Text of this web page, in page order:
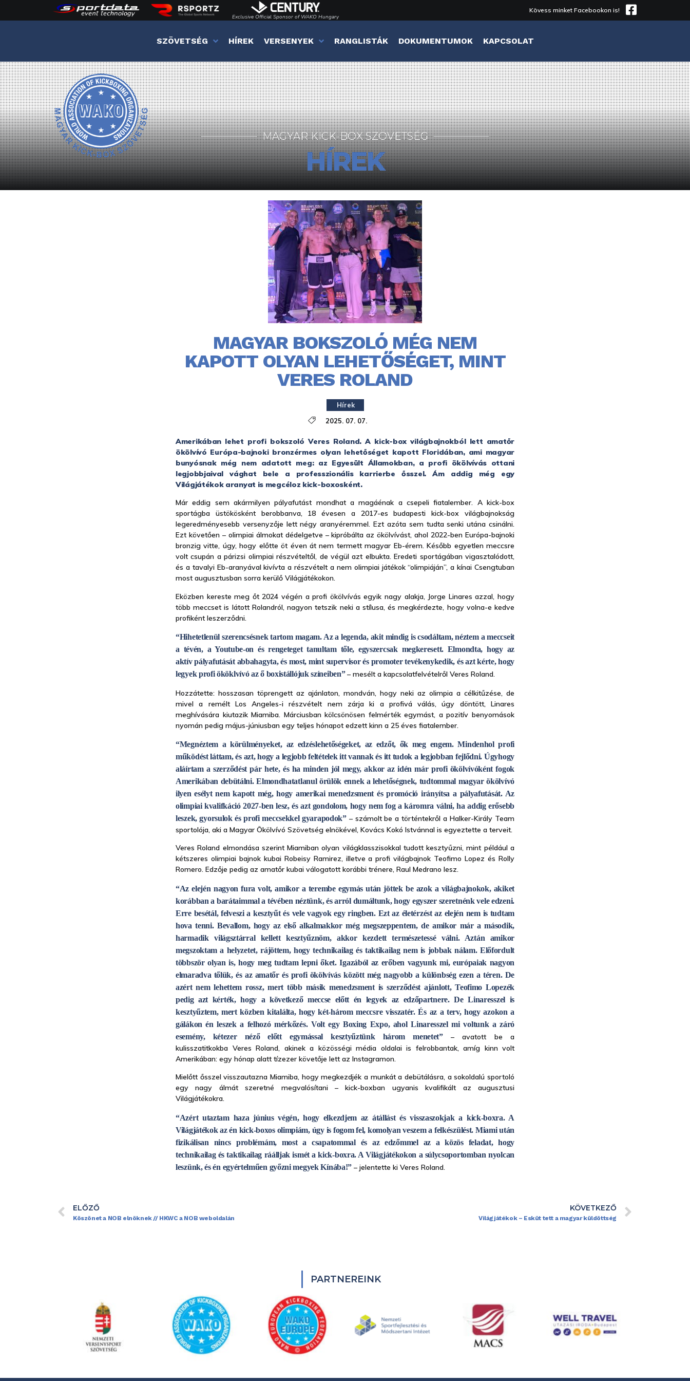
Exclusive Official Sponsor of WAKO Hungary
Kövess minket Facebookon is!
SZÖVETSÉG HÍREK VERSENYEK RANGLISTÁK DOKUMENTUMOK KAPCSOLAT
MAGYAR KICK-BOX SZÖVETSÉG
HÍREK
MAGYAR BOKSZOLÓ MÉG NEM
KAPOTT OLYAN LEHETŐSÉGET, MINT
VERES ROLAND
Hírek
2025. 07. 07.
Amerikában lehet profi bokszoló Veres Roland. A kick-box világbajnokból lett amatőr
ökölvívó Európa-bajnoki bronzérmes olyan lehetőséget kapott Floridában, ami magyar
bunyósnak még nem adatott meg: az Egyesült Államokban, a profi ökölvívás ottani
legjobbjaival vághat bele a professzionális karrierbe ősszel. Ám addig még egy
Világjátékok aranyat is megcéloz kick-boxosként.
Már eddig sem akármilyen pályafutást mondhat a magáénak a csepeli fiatalember. A kick-box
sportágba üstökösként berobbanva, 18 évesen a 2017-es budapesti kick-box világbajnokság
legeredményesebb versenyzője lett négy aranyéremmel. Ezt azóta sem tudta senki utána csinálni.
Ezt követően – olimpiai álmokat dédelgetve – kipróbálta az ökölvívást, ahol 2022-ben Európa-bajnoki
bronzig vitte, úgy, hogy előtte öt éven át nem termett magyar Eb-érem. Később egyetlen meccsre
volt csupán a párizsi olimpiai részvételtől, de végül azt elbukta. Eredeti sportágában vigasztalódott,
és a tavalyi Eb-aranyával kivívta a részvételt a nem olimpiai játékok “olimpiáján”, a kínai Csengtuban
most augusztusban sorra kerülő Világjátékokon.
Eközben kereste meg őt 2024 végén a profi ökölvívás egyik nagy alakja, Jorge Linares azzal, hogy
több meccset is látott Rolandról, nagyon tetszik neki a stílusa, és megkérdezte, hogy volna-e kedve
profiként leszerződni.
“Hihetetlenül szerencsésnek tartom magam. Az a legenda, akit mindig is csodáltam, néztem a meccseit
a tévén, a Youtube-on és rengeteget tanultam tőle, egyszercsak megkeresett. Elmondta, hogy az
aktív pályafutását abbahagyta, és most, mint supervisor és promoter tevékenykedik, és azt kérte, hogy
legyek profi ököklvívó az ő boxistállójuk színeiben”– mesélt a kapcsolatfelvételről Veres Roland.
Hozzátette: hosszasan töprengett az ajánlaton, mondván, hogy neki az olimpia a célkitűzése, de
mivel a remélt Los Angeles-i részvételt nem zárja ki a profivá válás, úgy döntött, Linares
meghívására kiutazik Miamiba. Márciusban kölcsönösen felmérték egymást, a pozitív benyomások
nyomán pedig május-júniusban egy teljes hónapot edzett kinn a 25 éves fiatalember.
“Megnéztem a körülményeket, az edzéslehetőségeket, az edzőt, ők meg engem. Mindenhol profi
működést láttam, és azt, hogy a legjobb feltételek itt vannak és itt tudok a legjobban fejlődni. Úgyhogy
aláírtam a szerződést pár hete, és ha minden jól megy, akkor az idén már profi ökölvívóként fogok
Amerikában debütálni. Elmondhatatlanul örülök ennek a lehetőségnek, tudtommal magyar ökölvívó
ilyen esélyt nem kapott még, hogy amerikai menedzsment és promóció irányítsa a pályafutását. Az
olimpiai kvalifkáció 2027-ben lesz, és azt gondolom, hogy nem fog a káromra válni, ha addig erősebb
leszek, gyorsulok és profi meccsekkel gyarapodok”– számolt be a történtekről a Halker-Király Team
sportolója, aki a Magyar Ökölvívó Szövetség elnökével, Kovács Kokó Istvánnal is egyeztette a terveit.
Veres Roland elmondása szerint Miamiban olyan világklasszisokkal tudott kesztyűzni, mint például a
kétszeres olimpiai bajnok kubai Robeisy Ramirez, illetve a profi világbajnok Teofimo Lopez és Rolly
Romero. Edzője pedig az amatőr kubai válogatott korábbi trénere, Raul Medrano lesz.
“Az elején nagyon fura volt, amikor a terembe egymás után jöttek be azok a világbajnokok, akiket
korábban a barátaimmal a tévében néztünk, és arról dumáltunk, hogy egyszer szeretnénk vele edzeni.
Erre besétál, felveszi a kesztyűt és vele vagyok egy ringben. Ezt az életérzést az elején nem is tudtam
hova tenni. Bevallom, hogy az első alkalmakkor még megszeppentem, de amikor már a második,
harmadik világsztárral kellett kesztyűznöm, akkor kezdett természetessé válni. Aztán amikor
megszoktam a helyzetet, rájöttem, hogy technikailag és taktikailag nem is jobbak nálam. Előfordult
többször olyan is, hogy meg tudtam lepni őket. Igazából az erőben vagyunk mi, európaiak nagyon
elmaradva tőlük, és az amatőr és profi ökölvívás között még nagyobb a különbség ezen a téren. De
azért nem lehettem rossz, mert több másik menedzsment is szerződést ajánlott, Teofimo Lopezék
pedig azt kérték, hogy a következő meccse előtt én legyek az edzőpartnere. De Linaresszel is
kesztyűztem, mert közben kitalálta, hogy két-három meccsre visszatér. És az a terv, hogy azokon a
gálákon én leszek a felhozó mérkőzés. Volt egy Boxing Expo, ahol Linaresszel mi voltunk a záró
esemény, kétezer néző előtt egymással kesztyűztünk három menetet”– avatott be a
kulisszatitkokba Veres Roland, akinek a közösségi média oldalai is felrobbantak, amíg kinn volt
Amerikában: egy hónap alatt tízezer követője lett az Instagramon.
Mielőtt ősszel visszautazna Miamiba, hogy megkezdjék a munkát a debütálásra, a sokoldalú sportoló
egy nagy álmát szeretné megvalósítani – kick-boxban ugyanis kvalifikált az augusztusi
Világjátékokra.
“Azért utaztam haza június végén, hogy elkezdjem az átállást és visszaszokjak a kick-boxra. A
Világjátékok az én kick-boxos olimpiám, úgy is fogom fel, komolyan veszem a felkészülést. Miami után
fizikálisan nincs problémám, most a csapatommal és az edzőmmel az a közös feladat, hogy
technikailag és taktikailag ráálljak ismét a kick-boxra. A Világjátékokon a súlycsoportomban nyolcan
leszünk, és én egyértelműen győzni megyek Kínába!” – jelentette ki Veres Roland.
ELŐZŐ
Köszönet a NOB elnöknek // HKWC a NOB weboldalán
KÖVETKEZŐ
Világjátékok – Esküt tett a magyar küldöttség
PARTNEREINK